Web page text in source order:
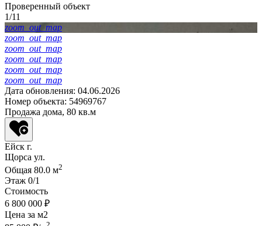
Проверенный объект
1/11
zoom_out_map
zoom_out_map
zoom_out_map
zoom_out_map
zoom_out_map
zoom_out_map
Дата обновления: 04.06.2026
Номер объекта: 54969767
Продажа дома, 80 кв.м
Ейск г.
Щорса ул.
Общая 80.0 м2
Этаж 0/1
Стоимость
6 800 000 ₽
Цена за м2